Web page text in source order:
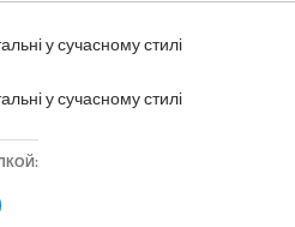
у сучасному стилі
у сучасному стилі